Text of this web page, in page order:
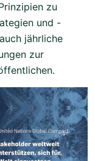
zu
und -
jährliche
zur